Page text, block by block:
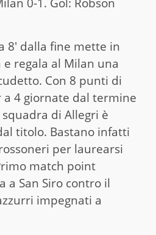
8′ dalla fine mette in
e regala al Milan una
Con 8 punti di
a 4 giornate dal termine
di Allegri è
titolo. Bastano infatti
per laurearsi
match point
a San Siro contro il
impegnati a